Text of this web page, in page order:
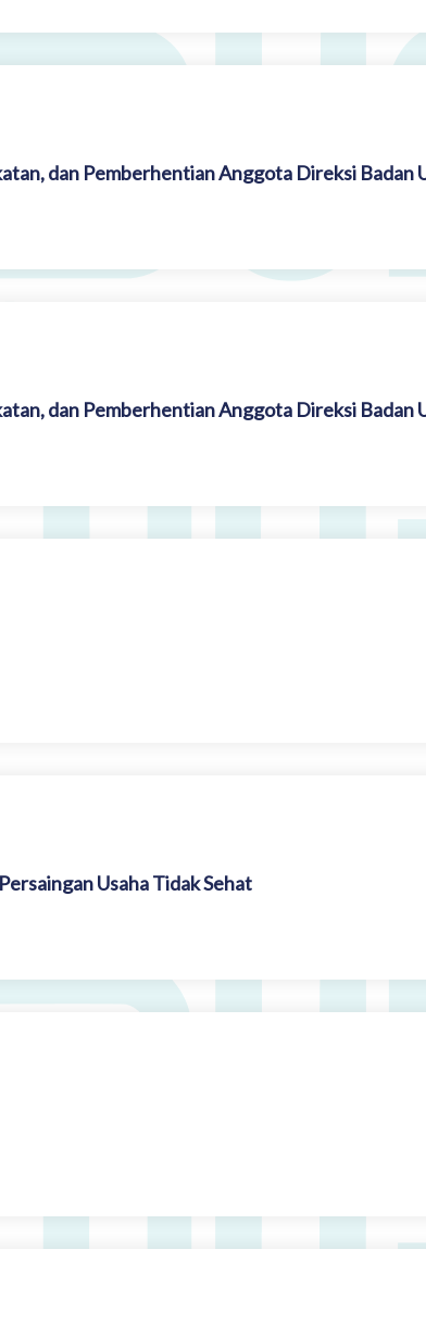
dan Pemberhentian Anggota Direksi Badan
dan Pemberhentian Anggota Direksi Badan
Usaha Tidak Sehat